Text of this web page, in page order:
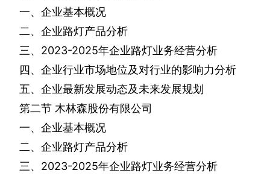
一、企业基本概况
二、企业路灯产品分析
三、 2023-2025年企业路灯业务经营分析
四、企业行业市场地位及对行业的影响力分析
五、企业最新发展动态及未来发展规划
第二节 木林森股份有限公司
一、企业基本概况
二、企业路灯产品分析
三、 2023-2025年企业路灯业务经营分析